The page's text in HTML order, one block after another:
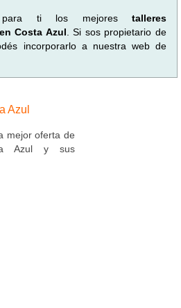
para ti los mejores talleres
Costa Azul . Si sos propietario de
incorporarlo a nuestra web de
Azul
mejor oferta de
Azul y sus